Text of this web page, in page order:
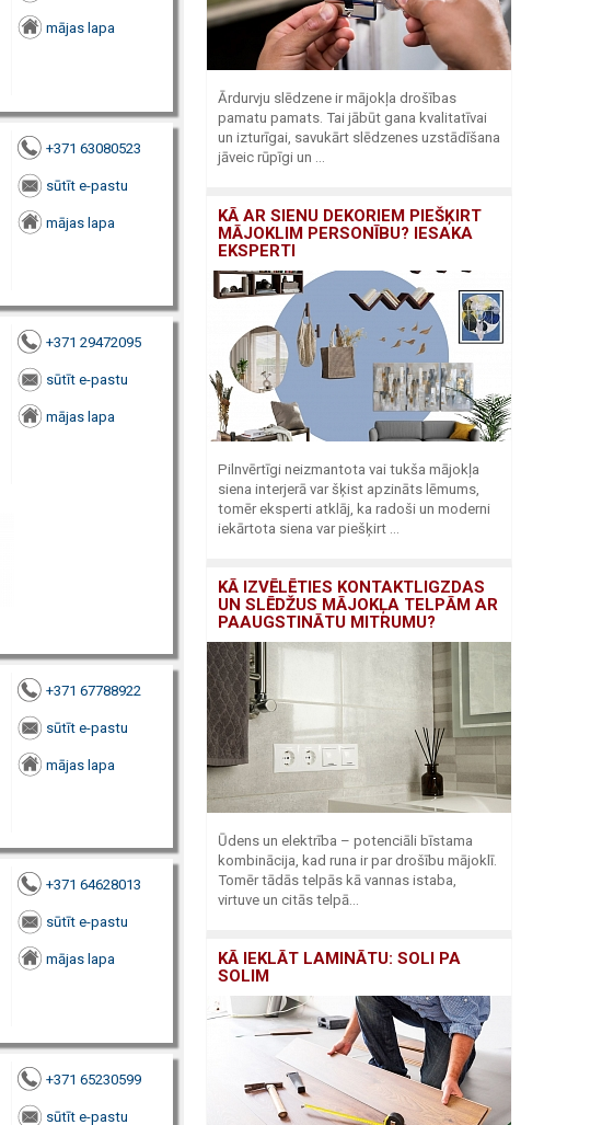
mājas lapa
+371 63080523
sūtīt e-pastu
mājas lapa
+371 29472095
sūtīt e-pastu
mājas lapa
+371 67788922
sūtīt e-pastu
mājas lapa
+371 64628013
sūtīt e-pastu
mājas lapa
+371 65230599
sūtīt e-pastu
Ārdurvju slēdzene ir mājokļa drošības
pamatu pamats. Tai jābūt gana kvalitatīvai
un izturīgai, savukārt slēdzenes uzstādīšana
jāveic rūpīgi un ...
KĀ AR SIENU DEKORIEM PIEŠĶIRT
MĀJOKLIM PERSONĪBU? IESAKA
EKSPERTI
Pilnvērtīgi neizmantota vai tukša mājokļa
siena interjerā var šķist apzināts lēmums,
tomēr eksperti atklāj, ka radoši un moderni
iekārtota siena var piešķirt ...
KĀ IZVĒLĒTIES KONTAKTLIGZDAS
UN SLĒDŽUS MĀJOKĻA TELPĀM AR
PAAUGSTINĀTU MITRUMU?
Ūdens un elektrība – potenciāli bīstama
kombinācija, kad runa ir par drošību mājoklī.
Tomēr tādās telpās kā vannas istaba,
virtuve un citās telpā...
KĀ IEKLĀT LAMINĀTU: SOLI PA
SOLIM